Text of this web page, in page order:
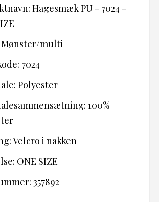
Hagesmæk PU - 7024 -
Mønster/multi
7024
Polyester
100%
Velcro i nakken
ONE SIZE
357892